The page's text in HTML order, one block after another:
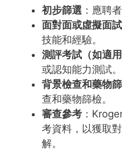
初步篩選 ：應聘
面對面或虛擬面試
技能和經驗。
測評考試（如適用
或認知能力測試。
背景檢查和藥物
查和藥物篩檢。
審查參考 ：
考資料，以獲取
解。